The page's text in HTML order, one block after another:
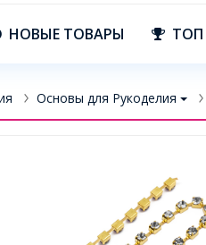
НОВЫЕ ТОВАРЫ
Основы для Рукоделия